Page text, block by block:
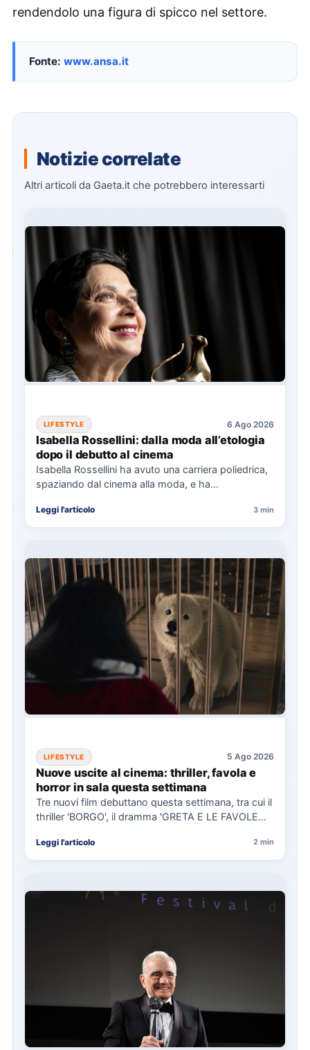
rendendolo una figura di spicco nel settore.
Fonte: www.ansa.it
Notizie correlate
Altri articoli da Gaeta.it che potrebbero interessarti
LIFESTYLE 6 Ago 2026
Isabella Rossellini: dalla moda all’etologia
dopo il debutto al cinema
Isabella Rossellini ha avuto una carriera poliedrica,
spaziando dal cinema alla moda, e ha
Leggi l'articolo 3 min
LIFESTYLE 5 Ago 2026
Nuove uscite al cinema: thriller, favola e
horror in sala questa settimana
Tre nuovi film debuttano questa settimana, tra cui il
thriller 'BORGO', il dramma 'GRETA E LE FAVOLE
Leggi l'articolo 2 min